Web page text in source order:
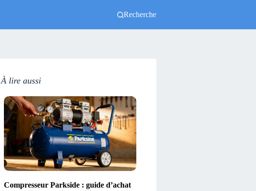
Recherche
À lire aussi
Compresseur Parkside : guide d’achat